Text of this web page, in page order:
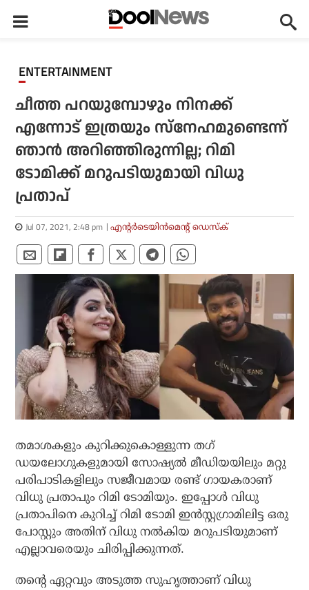
ENTERTAINMENT
ചീത്ത പറയുമ്പോഴും നിനക്ക്
എന്നോട് ഇത്രയും സ്‌നേഹമുണ്ടെന്ന്
ഞാന്‍ അറിഞ്ഞിരുന്നില്ല; റിമി
ടോമിക്ക് മറുപടിയുമായി വിധു
പ്രതാപ്
Jul 07, 2021, 2:48 pm എന്റര്‍ടെയിന്‍മെന്റ് ഡെസ്‌ക്
തമാശകളും കുറിക്കുകൊള്ളുന്ന തഗ്
ഡയലോഗുകളുമായി സോഷ്യല്‍ മീഡിയയിലും മറ്റു
പരിപാടികളിലും സജീവമായ രണ്ട് ഗായകരാണ്
വിധു പ്രതാപും റിമി ടോമിയും. ഇപ്പോള്‍ വിധു
പ്രതാപിനെ കുറിച്ച് റിമി ടോമി ഇന്‍സ്റ്റഗ്രാമിലിട്ട ഒരു
പോസ്റ്റും അതിന് വിധു നല്‍കിയ മറുപടിയുമാണ്
എല്ലാവരെയും ചിരിപ്പിക്കുന്നത്.
തന്റെ ഏറ്റവും അടുത്ത സുഹൃത്താണ് വിധു